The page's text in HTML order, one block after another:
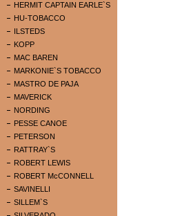
HERMIT CAPTAIN EARLE`S
HU-TOBACCO
ILSTEDS
KOPP
MAC BAREN
MARKONIE`S TOBACCO
MASTRO DE PAJA
MAVERICK
NORDING
PESSE CANOE
PETERSON
RATTRAY`S
ROBERT LEWIS
ROBERT McCONNELL
SAVINELLI
SILLEM`S